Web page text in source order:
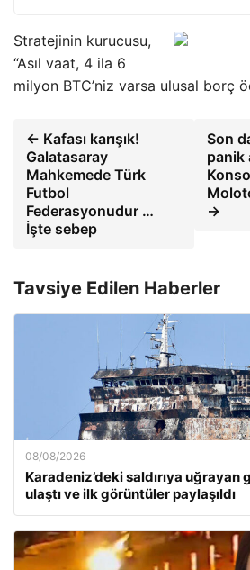
Stratejinin kurucusu,
“Asıl vaat, 4 ila 6
milyon BTC’niz varsa ulusal borç
← Kafası karışık!
Galatasaray
Mahkemede Türk
Futbol
Federasyonudur …
İşte sebep
Son
panik
→
Tavsiye Edilen Haberler
08/08/2026
Karadeniz’deki saldırıya uğrayan
ulaştı ve ilk görüntüler paylaşıldı